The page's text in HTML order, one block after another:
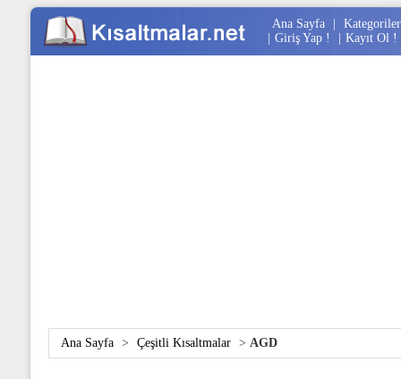
Ana Sayfa
Kategoriler
Giriş Yap ! Kayıt Ol !
Ana Sayfa > Çeşitli Kısaltmalar > AGD